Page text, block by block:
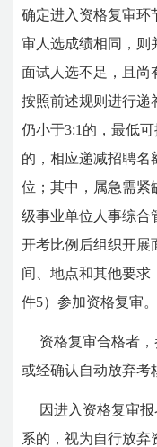
确定进入资格复审环
审人选成绩相同，则
面试人选不足，且尚
按照前述规则进行递
仍小于3:1的，最低
的，相应递减招聘名
位；其中，属急需紧
级事业单位人事综合
开考比例后组织开展
间、地点和其他要求
件5）参加资格复审。
资格复审合格者
或经确认自动放弃考
因进入资格复审
系的，视为自行放弃